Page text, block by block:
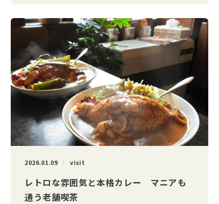
2026.01.09 visit
レトロな雰囲気と本格カレー マニアも
通う老舗喫茶